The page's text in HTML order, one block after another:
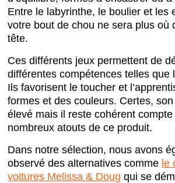
Entre le labyrinthe, le boulier et les
votre bout de chou ne sera plus où
tête.
Ces différents jeux permettent de
différentes compétences telles que
Ils favorisent le toucher et
formes et des couleurs. Certes,
élevé mais il reste cohérent
nombreux atouts de ce produit.
Dans notre sélection, nous avons
observé des alternatives comme le
voitures Melissa & Doug qui se